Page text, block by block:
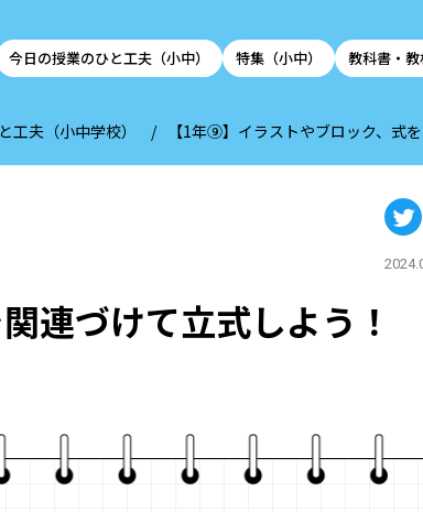
今日の授業のひと工夫（小中） 特集（小中） 教科書・教
工夫（小中学校） 【1年⑨】イラストやブロック、式
連づけて立式しよう！